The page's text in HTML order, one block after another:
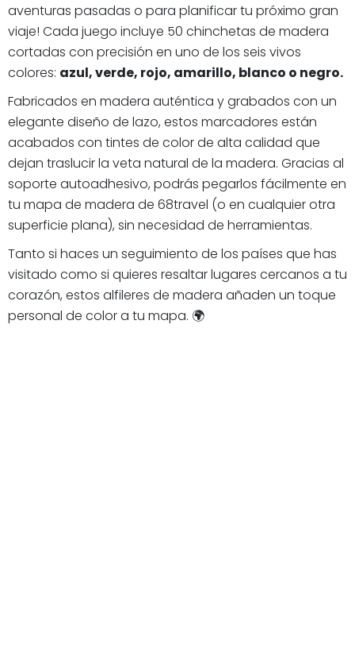
aventuras pasadas o para planificar tu próximo gran
viaje! Cada juego incluye 50 chinchetas de madera
cortadas con precisión en uno de los seis vivos
colores: azul, verde, rojo, amarillo, blanco o negro.
Fabricados en madera auténtica y grabados con un
elegante diseño de lazo, estos marcadores están
acabados con tintes de color de alta calidad que
dejan traslucir la veta natural de la madera. Gracias al
soporte autoadhesivo, podrás pegarlos fácilmente en
tu mapa de madera de 68travel (o en cualquier otra
superficie plana), sin necesidad de herramientas.
Tanto si haces un seguimiento de los países que has
visitado como si quieres resaltar lugares cercanos a tu
corazón, estos alfileres de madera añaden un toque
personal de color a tu mapa. 🌍